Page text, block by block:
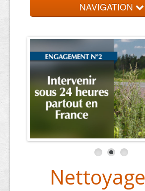
NAVIGATION
Trouver un professionnel
Contact et devis
Nettoyage